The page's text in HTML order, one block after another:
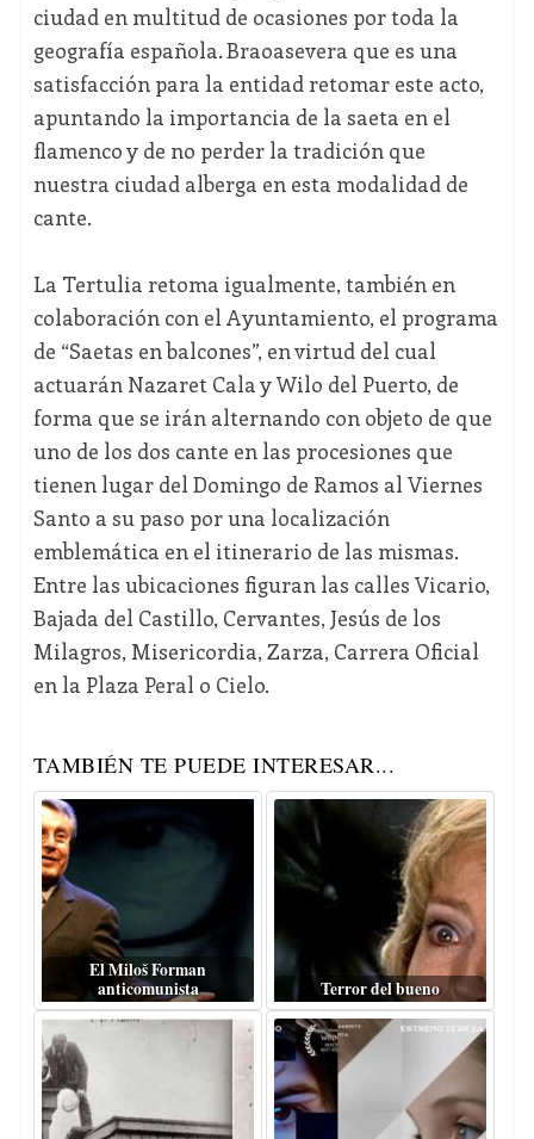
ciudad en multitud de ocasiones por toda la
geografía española. Braoasevera que es una
satisfacción para la entidad retomar este acto,
apuntando la importancia de la saeta en el
flamenco y de no perder la tradición que
nuestra ciudad alberga en esta modalidad de
cante.
La Tertulia retoma igualmente, también en
colaboración con el Ayuntamiento, el programa
de “Saetas en balcones”, en virtud del cual
actuarán Nazaret Cala y Wilo del Puerto, de
forma que se irán alternando con objeto de que
uno de los dos cante en las procesiones que
tienen lugar del Domingo de Ramos al Viernes
Santo a su paso por una localización
emblemática en el itinerario de las mismas.
Entre las ubicaciones figuran las calles Vicario,
Bajada del Castillo, Cervantes, Jesús de los
Milagros, Misericordia, Zarza, Carrera Oficial
en la Plaza Peral o Cielo.
TAMBIÉN TE PUEDE INTERESAR...
El Miloš Forman
anticomunista
Terror del bueno